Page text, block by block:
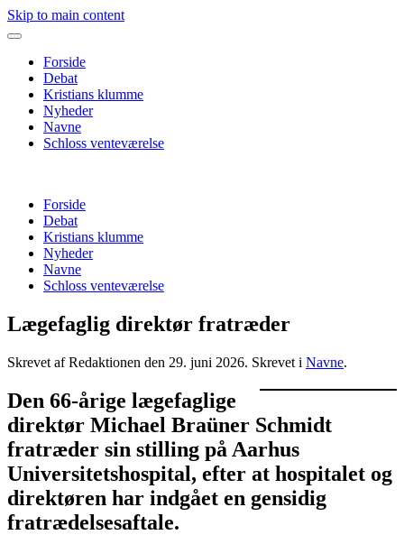
Skip to main content
Forside
Debat
Kristians klumme
Nyheder
Navne
Schloss venteværelse
Forside
Debat
Kristians klumme
Nyheder
Navne
Schloss venteværelse
Lægefaglig direktør fratræder
Skrevet af Redaktionen den 29. juni 2026. Skrevet i Navne.
Den 66-årige lægefaglige
direktør Michael Braüner Schmidt
fratræder sin stilling på Aarhus
Universitetshospital, efter at hospitalet og
direktøren har indgået en gensidig
fratrædelsesaftale.